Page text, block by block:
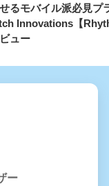
るモバイル派必見プ
Innovations【
ュー
ー